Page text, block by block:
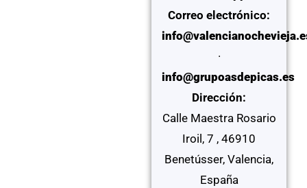
Correo electrónico:
info
·
info@grupoasdepicas.es
Dirección:
Calle Maestra Rosario
Iroil, 7 , 46910
Benetússer, Valencia,
España